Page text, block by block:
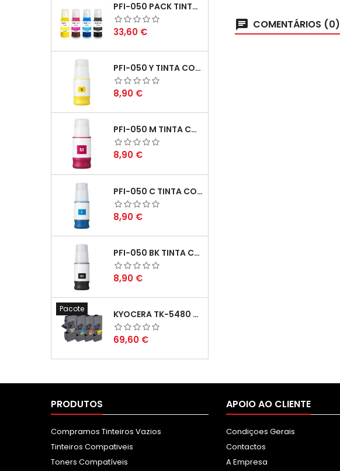
PFI-050 PACK TINTAS COMPATIVEIS
Preço
33,60 €
PFI-050 Y TINTA COMPATÍVEL AMARELO
Preço
8,90 €
PFI-050 M TINTA COMPATÍVEL MAGENTA
Preço
8,90 €
PFI-050 C TINTA COMPATÍVEL CIANO
Preço
8,90 €
PFI-050 BK TINTA COMPATÍVEL PRETA
Preço
8,90 €
Pacote KYOCERA TK-5480 PACK TONERS COMPATÍVEIS
Preço
69,60 €
COMENTÁRIOS (0)
PRODUTOS
Compramos Tinteiros Vazios
Tinteiros Compativeis
Toners Compatíveis
APOIO AO CLIENTE
Condiçoes Gerais
Contactos
A Empresa